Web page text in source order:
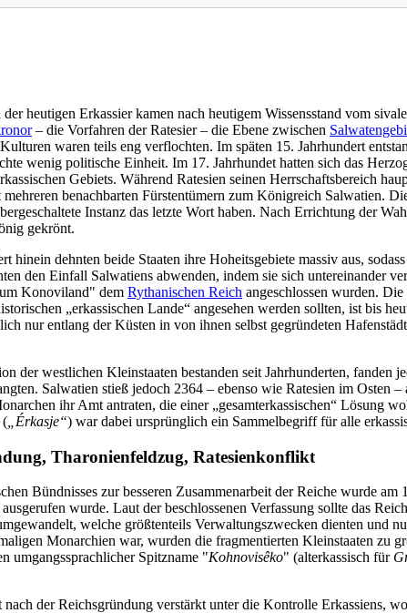
heutigen Erkassier kamen nach heutigem Wissensstand vom
– die Vorfahren der Ratesier – die Ebene zwischen
waren teils eng verflochten. Im späten 15. Jahrhundert
wenig politische Einheit. Im 17. Jahrhundet hatten sich das
Gebiets. Während Ratesien seinen Herrschaftsbereich
benachbarten Fürstentümern zum Königreich Salwatien.
Instanz das letzte Wort haben. Nach Errichtung der
gekrönt.
hinein dehnten beide Staaten ihre Hoheitsgebiete massiv aus,
den Einfall Salwatiens abwenden, indem sie sich untereinander
Konoviland" dem Rythanischen Reich angeschlossen wurden.
„erkassischen Lande“ angesehen werden sollten, ist bis
nur entlang der Küsten in von ihnen selbst gegründeten
der westlichen Kleinstaaten bestanden seit Jahrhunderten,
Salwatien stieß jedoch 2364 – ebenso wie Ratesien im
ihr Amt antraten, die einer „gesamterkassischen“
( „Érkasje“) war dabei ursprünglich ein Sammelbegriff für alle
Tharonienfeldzug, Ratesienkonflikt
Bündnisses zur besseren Zusammenarbeit der Reiche wurde
ausgerufen wurde. Laut der beschlossenen Verfassung sollte das
welche größtenteils Verwaltungszwecken dienten und
Monarchien war, wurden die fragmentierten Kleinstaaten zu
umgangssprachlicher Spitzname "Kohnovisêko" (alterkassisch für
der Reichsgründung verstärkt unter die Kontrolle Erkassiens,